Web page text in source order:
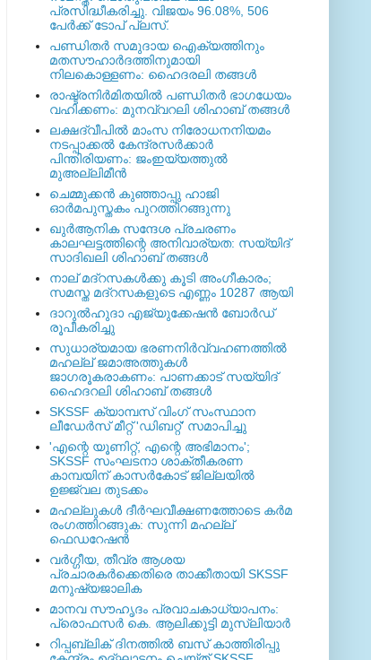
പ്രസിദ്ധീകരിച്ചു. വിജയം 96.08%, 506
പേര്‍ക്ക് ടോപ് പ്ലസ്.
പണ്ഡിതര്‍ സമുദായ ഐക്യത്തിനും
മതസൗഹാര്‍ദത്തിനുമായി
നിലകൊള്ളണം: ഹൈദരലി തങ്ങള്‍
രാഷ്ട്രനിര്‍മിതയില്‍ പണ്ഡിതര്‍ ഭാഗധേയം
വഹിക്കണം: മുനവ്വറലി ശിഹാബ് തങ്ങള്‍
ലക്ഷദ്വീപില്‍ മാംസ നിരോധനനിയമം
നടപ്പാക്കല്‍ കേന്ദ്രസര്‍ക്കാര്‍
പിന്തിരിയണം: ജംഇയ്യത്തുല്‍
മുഅല്ലിമീന്‍
ചെമ്മുക്കന്‍ കുഞ്ഞാപ്പു ഹാജി
ഓര്‍മപുസ്തകം പുറത്തിറങ്ങുന്നു
ഖുര്‍ആനിക സന്ദേശ പ്രചരണം
കാലഘട്ടത്തിന്റെ അനിവാര്യത: സയ്യിദ്
സാദിഖലി ശിഹാബ് തങ്ങള്‍
നാല് മദ്‌റസകള്‍ക്കു കൂടി അംഗീകാരം;
സമസ്ത മദ്‌റസകളുടെ എണ്ണം 10287 ആയി
ദാറുല്‍ഹുദാ എജ്യുക്കേഷന്‍ ബോര്‍ഡ്
രൂപീകരിച്ചു
സുധാര്യമായ ഭരണനിര്‍വ്വഹണത്തില്‍
മഹല്ല് ജമാഅത്തുകള്‍
ജാഗരൂകരാകണം: പാണക്കാട് സയ്യിദ്
ഹൈദറലി ശിഹാബ് തങ്ങള്‍
SKSSF ക്യാമ്പസ് വിംഗ് സംസ്ഥാന
ലീഡേർസ് മീറ്റ് 'ഡിബറ്റ്' സമാപിച്ചു
'എന്റെ യൂണിറ്റ്, എന്റെ അഭിമാനം';
SKSSF സംഘടനാ ശാക്തീകരണ
കാമ്പയിന് കാസര്‍കോട് ജില്ലയില്‍
ഉജ്ജ്വല തുടക്കം
മഹല്ലുകള്‍ ദീര്‍ഘവീക്ഷണത്തോടെ കര്‍മ
രംഗത്തിറങ്ങുക: സുന്നി മഹല്ല്
ഫെഡറേഷന്‍
വര്‍ഗ്ഗീയ, തീവ്ര ആശയ
പ്രചാരകര്‍ക്കെതിരെ താക്കീതായി SKSSF
മനുഷ്യജാലിക
മാനവ സൗഹൃദം പ്രവാചകാധ്യാപനം:
പ്രൊഫസർ കെ. ആലിക്കുട്ടി മുസ്ലിയാർ
റിപ്പബ്ലിക് ദിനത്തില്‍ ബസ് കാത്തിരിപ്പു